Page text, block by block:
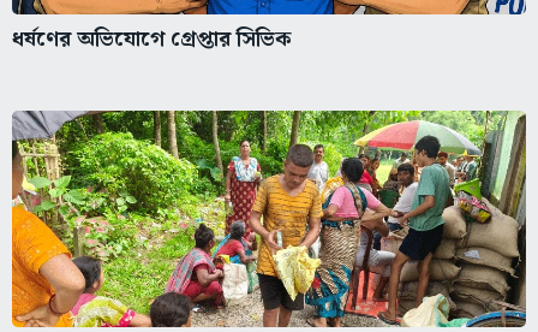
ধর্ষণের অভিযোগে গ্রেপ্তার সিভিক